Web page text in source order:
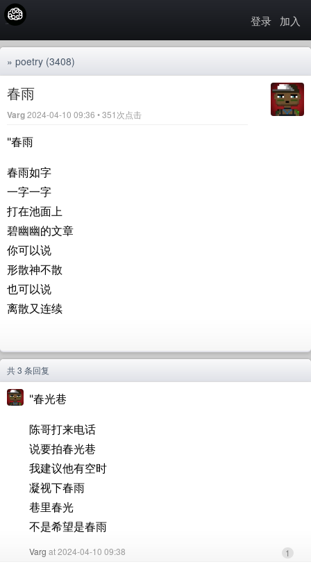
登录 加入
» poetry (3408)
春雨
Varg2024-04-10 09:36 • 351次点击
"春雨
春雨如字
一字一字
打在池面上
碧幽幽的文章
你可以说
形散神不散
也可以说
离散又连续
共 3 条回复
"春光巷
陈哥打来电话
说要拍春光巷
我建议他有空时
凝视下春雨
巷里春光
不是希望是春雨
Varg at 2024-04-10 09:38 1